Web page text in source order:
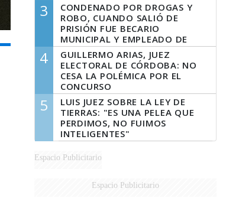
3
CONDENADO POR DROGAS Y
ROBO, CUANDO SALIÓ DE
PRISIÓN FUE BECARIO
MUNICIPAL Y EMPLEADO DE
SENAF
4
GUILLERMO ARIAS, JUEZ
ELECTORAL DE CÓRDOBA: NO
CESA LA POLÉMICA POR EL
CONCURSO
5
LUIS JUEZ SOBRE LA LEY DE
TIERRAS: "ES UNA PELEA QUE
PERDIMOS, NO FUIMOS
INTELIGENTES"
Espacio Publicitario
Espacio Publicitario